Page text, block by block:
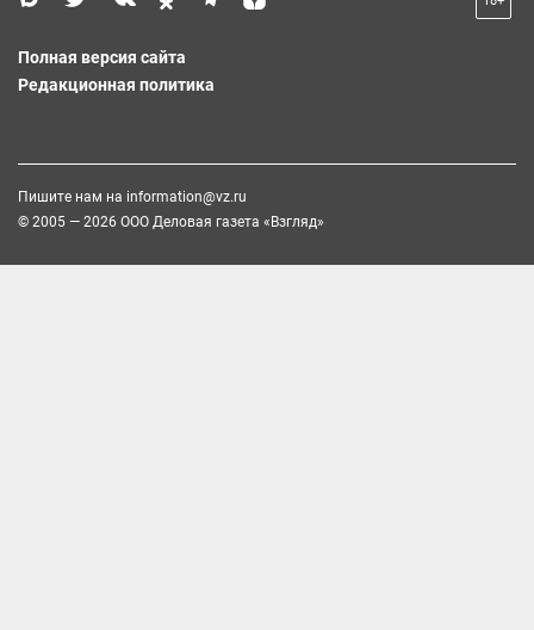
Полная версия сайта
Редакционная политика
Пишите нам на information@vz.ru
© 2005 — 2026 ООО Деловая газета «Взгляд»